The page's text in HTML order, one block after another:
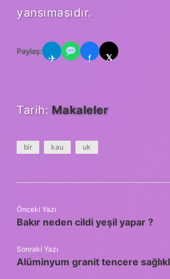
yansımasıdır.
Paylaş:
✈ f 𝕏
Tarih: Makaleler
bir kau uk
Önceki Yazı
Bakır neden cildi yeşil yapar ?
Sonraki Yazı
Alüminyum granit tencere